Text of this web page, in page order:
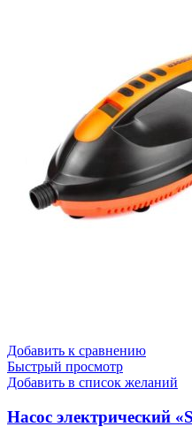
Добавить к сравнению
Быстрый просмотр
Добавить в список желаний
Насос электрический